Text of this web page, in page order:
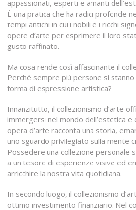
appassionati, esperti e amanti
È una pratica che ha radici profonde
tempi antichi in cui i nobili e i ricchi
opere d’arte per esprimere il loro
gusto raffinato.
Ma cosa rende così affascinante il
Perché sempre più persone si stanno
forma di espressione artistica?
Innanzitutto, il collezionismo d’arte
immergersi nel mondo dell’estetica e
opera d’arte racconta una storia,
uno sguardo privilegiato sulla mente
Possedere una collezione personale
a un tesoro di esperienze visive ed
arricchire la nostra vita quotidiana.
In secondo luogo, il collezionismo
ottimo investimento finanziario. Nel